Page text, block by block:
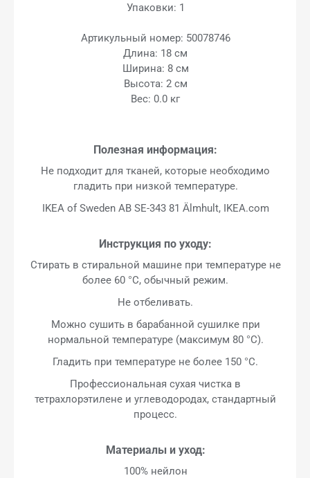
Упаковки: 1
Артикульный номер: 50078746
Длина: 18 см
Ширина: 8 см
Высота: 2 см
Вес: 0.0 кг
Полезная информация:
Не подходит для тканей, которые необходимо
гладить при низкой температуре.
IKEA of Sweden AB SE-343 81 Älmhult, IKEA.com
Инструкция по уходу:
Стирать в стиральной машине при температуре не
более 60 °C, обычный режим.
Не отбеливать.
Можно сушить в барабанной сушилке при
нормальной температуре (максимум 80 °C).
Гладить при температуре не более 150 °C.
Профессиональная сухая чистка в
тетрахлорэтилене и углеводородах, стандартный
процесс.
Материалы и уход:
100% нейлон